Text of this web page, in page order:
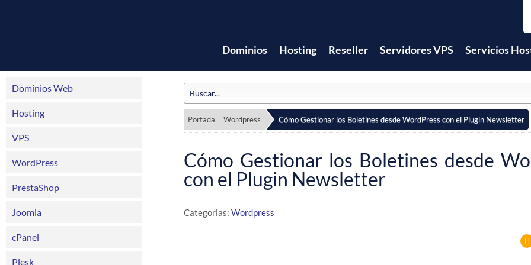
Dominios Hosting Reseller Servidores VPS Servicios
Dominios Web
Hosting
VPS
WordPress
PrestaShop
Joomla
cPanel
Plesk
Portada Wordpress Cómo Gestionar los Boletines desde WordPress con el Plugin Newsletter
Cómo Gestionar los Boletines desde
con el Plugin Newsletter
Categorias: Wordpress